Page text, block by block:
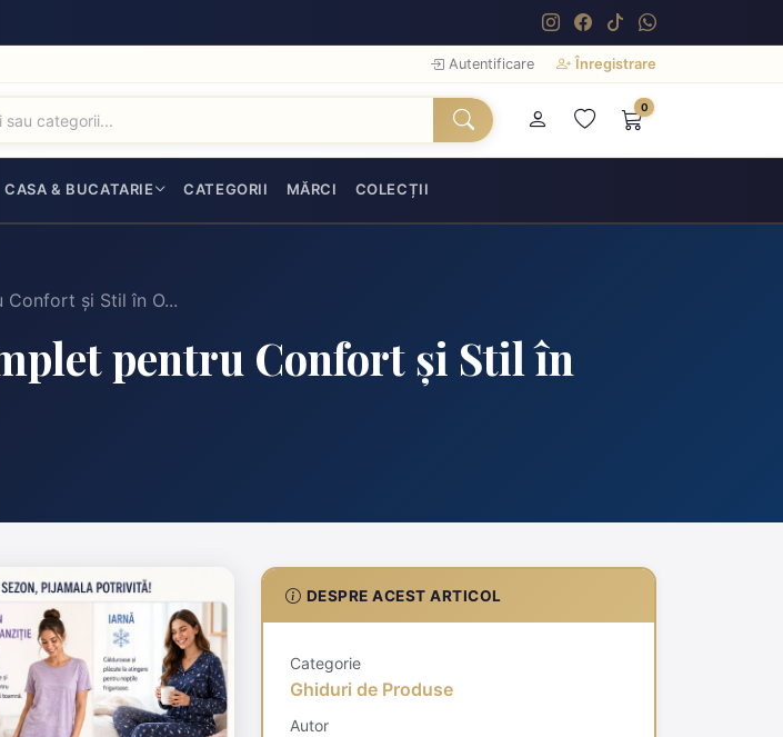
Autentificare Înregistrare
0
CASA & BUCATARIE CATEGORII MĂRCI COLECȚII
Confort și Stil în O...
pentru Confort și Stil în
DESPRE ACEST ARTICOL
Categorie
Ghiduri de Produse
Autor